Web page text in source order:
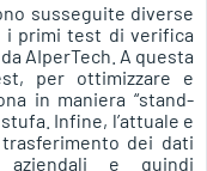
susseguite diverse
i primi test di verifica
AIperTech. A questa
per ottimizzare e
in maniera “stand-
Infine, l’attuale e
dei dati
aziendali e quindi